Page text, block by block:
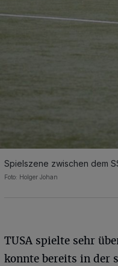
Spielszene zwischen dem
Foto: Holger Johan
TUSA spielte sehr
konnte bereits in der